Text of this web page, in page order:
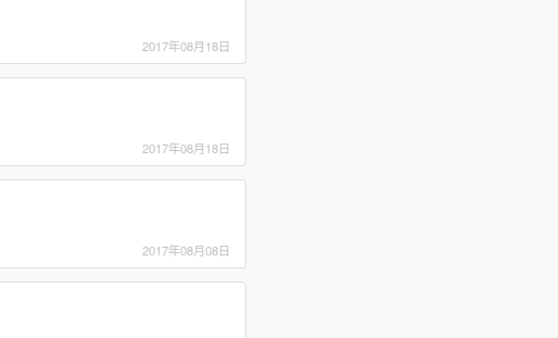
2017年08月18日
2017年08月18日
2017年08月08日